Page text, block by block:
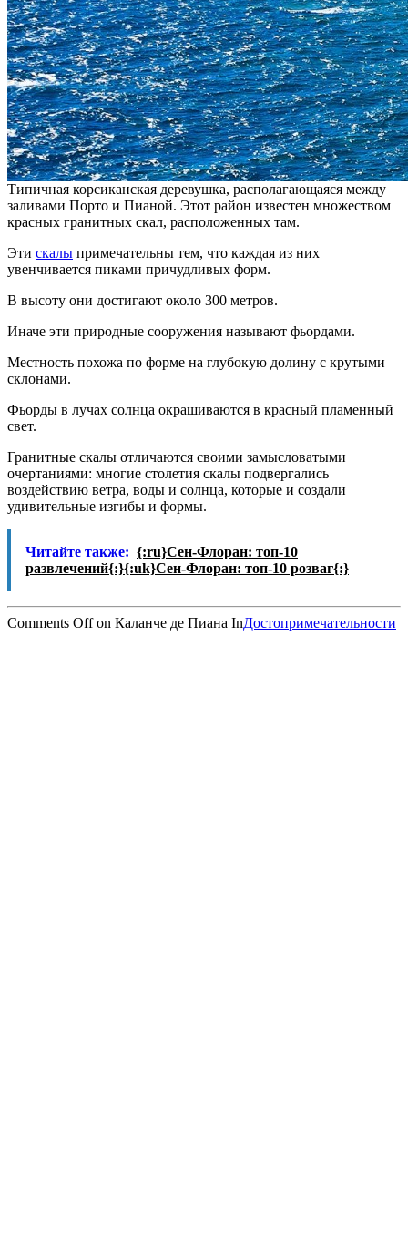
Типичная корсиканская деревушка, располагающаяся между
заливами Порто и Пианой. Этот район известен множеством
красных гранитных скал, расположенных там.
Эти скалы примечательны тем, что каждая из них
увенчивается пиками причудливых форм.
В высоту они достигают около 300 метров.
Иначе эти природные сооружения называют фьордами.
Местность похожа по форме на глубокую долину с крутыми
склонами.
Фьорды в лучах солнца окрашиваются в красный пламенный
свет.
Гранитные скалы отличаются своими замысловатыми
очертаниями: многие столетия скалы подвергались
воздействию ветра, воды и солнца, которые и создали
удивительные изгибы и формы.
Читайте также: {:ru}Сен-Флоран: топ-10
развлечений{:}{:uk}Сен-Флоран: топ-10 розваг{:}
Comments Offon Каланче де Пиана InДостопримечательности